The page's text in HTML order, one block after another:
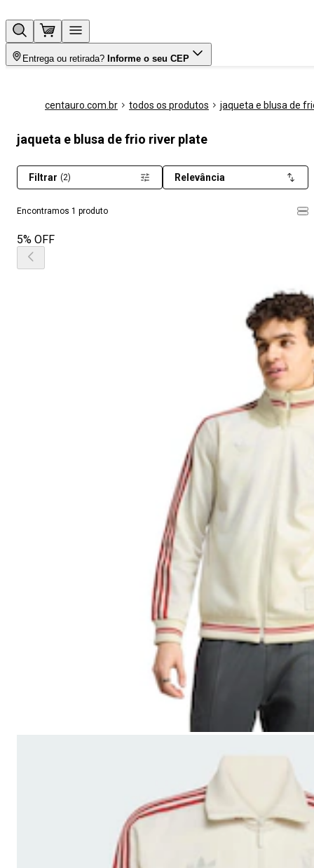
Entrega ou retirada? Informe o seu CEP
centauro.com.br todos os produtos jaqueta e blusa de
jaqueta e blusa de frio river plate
Encontramos 1 produto
Filtrar (2) Relevância
5% OFF